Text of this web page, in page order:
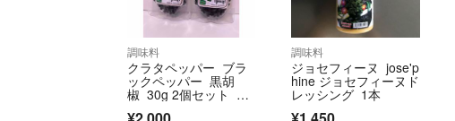
調味料
クラタペッパー ブラ
ックペッパー 黒胡
椒 30g 2個セット カ
ンボジア
調味料
ジョセフィーヌ jose'p
hine ジョセフィーヌド
レッシング 1本